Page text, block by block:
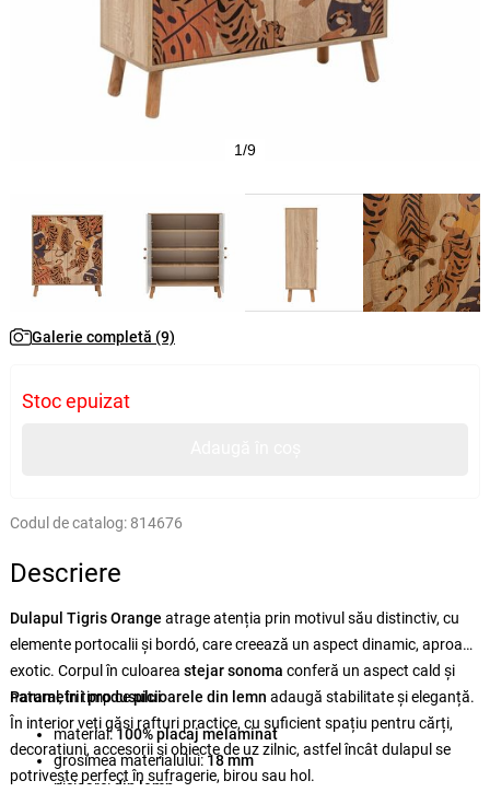
1/9
Galerie completă (9)
Stoc epuizat
Codul de catalog: 814676
Descriere
Dulapul Tigris Orange atrage atenția prin motivul său distinctiv, cu
elemente portocalii și bordó, care creează un aspect dinamic, aproape
exotic. Corpul în culoarea stejar sonoma conferă un aspect cald și
natural, în timp cepicioarele din lemn adaugă stabilitate și eleganță.
În interior veți găsi rafturi practice, cu suficient spațiu pentru cărți,
decorațiuni, accesorii și obiecte de uz zilnic, astfel încât dulapul se
potrivește perfect în sufragerie, birou sau hol.
Parametrii produsului
material:100% placaj melaminat
grosimea materialului:18 mm
picioare:din lemn